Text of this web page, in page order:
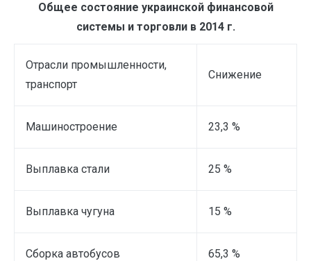
Общее состояние украинской финансовой
системы и торговли в 2014 г.
Отрасли промышленности,
транспорт
Снижение
Машиностроение 23,3 %
Выплавка стали 25 %
Выплавка чугуна 15 %
Сборка автобусов 65,3 %